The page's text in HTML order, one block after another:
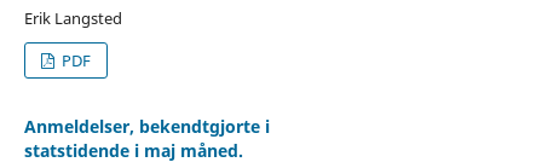
Erik Langsted
PDF
Anmeldelser, bekendtgjorte i
statstidende i maj måned.